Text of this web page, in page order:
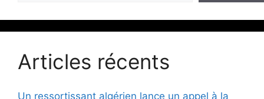
Articles récents
Un ressortissant algérien lance un appel à la